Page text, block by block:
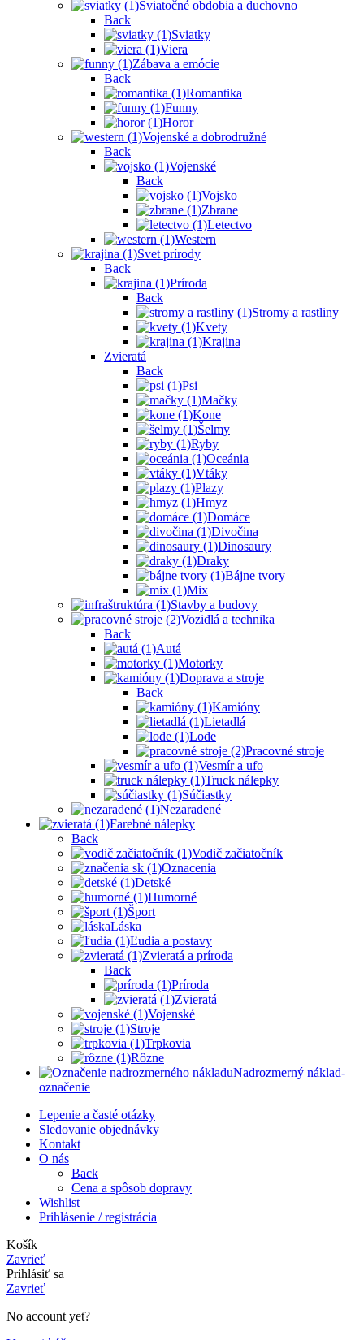
Sviatočné obdobia a duchovno
Back
Sviatky
Viera
Zábava a emócie
Back
Romantika
Funny
Horor
Vojenské a dobrodružné
Back
Vojenské
Back
Vojsko
Zbrane
Letectvo
Western
Svet prírody
Back
Príroda
Back
Stromy a rastliny
Kvety
Krajina
Zvieratá
Back
Psi
Mačky
Kone
Šelmy
Ryby
Oceánia
Vtáky
Plazy
Hmyz
Domáce
Divočina
Dinosaury
Draky
Bájne tvory
Mix
Stavby a budovy
Vozidlá a technika
Back
Autá
Motorky
Doprava a stroje
Back
Kamióny
Lietadlá
Lode
Pracovné stroje
Vesmír a ufo
Truck nálepky
Súčiastky
Nezaradené
Farebné nálepky
Back
Vodič začiatočník
Oznacenia
Detské
Humorné
Šport
Láska
Ľudia a postavy
Zvieratá a príroda
Back
Príroda
Zvieratá
Vojenské
Stroje
Trpkovia
Rôzne
Nadrozmerný náklad-
označenie
Lepenie a časté otázky
Sledovanie objednávky
Kontakt
O nás
Back
Cena a spôsob dopravy
Wishlist
Prihlásenie / registrácia
Košík
Zavrieť
Prihlásiť sa
Zavrieť
No account yet?